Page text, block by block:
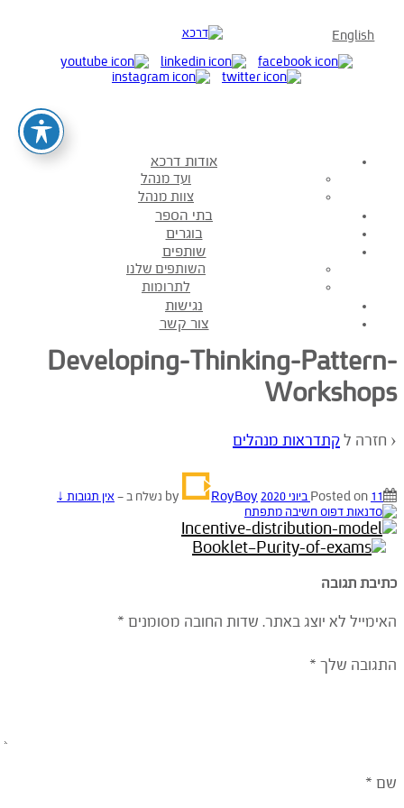
English
אודות דרכא
ועד מנהל
צוות מנהל
בתי הספר
בוגרים
שותפים
השותפים שלנו
לתרומות
נגישות
צור קשר
Developing-Thinking-Pattern-
Workshops
‹ חזרה לקתדראות מנהלים
Posted on 11 ביוני 2020 RoyBoy נשלח ב—אין תגובות ↓
כתיבת תגובה
האימייל לא יוצג באתר. שדות החובה מסומנים *
התגובה שלך *
שם *